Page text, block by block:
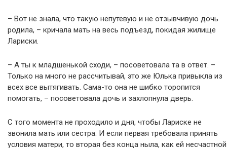
– Вот не знала, что такую непутевую и не отзывчивую дочь
родила, – кричала мать на весь подъезд, покидая жилище
Лариски.
– А ты к младшенькой сходи, – посоветовала та в ответ. –
Только на много не рассчитывай, это же Юлька привыкла из
всех все вытягивать. Сама-то она не шибко торопится
помогать, – посоветовала дочь и захлопнула дверь.
С того момента не проходило и дня, чтобы Лариске не
звонила мать или сестра. И если первая требовала принять
условия матери, то вторая без конца ныла, как ей несчастной